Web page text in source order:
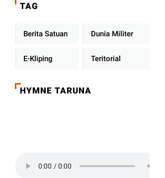
TAG
Berita Satuan Dunia Militer
E-Kliping Teritorial
HYMNE TARUNA